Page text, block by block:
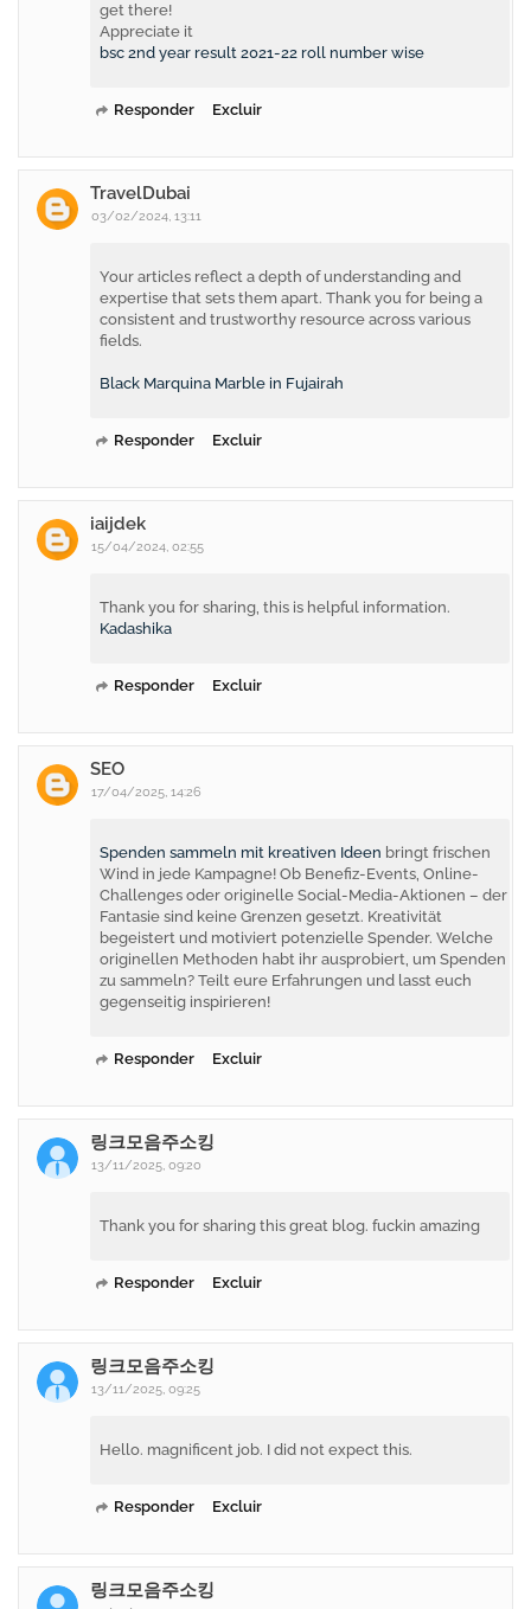
get there!
Appreciate it
bsc 2nd year result 2021-22 roll number wise
Responder Excluir
TravelDubai
03/02/2024, 13:11
Your articles reflect a depth of understanding and
expertise that sets them apart. Thank you for being a
consistent and trustworthy resource across various
fields.
Black Marquina Marble in Fujairah
Responder Excluir
iaijdek
15/04/2024, 02:55
Thank you for sharing, this is helpful information.
Kadashika
Responder Excluir
SEO
17/04/2025, 14:26
Spenden sammeln mit kreativen Ideen bringt frischen
Wind in jede Kampagne! Ob Benefiz-Events, Online-
Challenges oder originelle Social-Media-Aktionen – der
Fantasie sind keine Grenzen gesetzt. Kreativität
begeistert und motiviert potenzielle Spender. Welche
originellen Methoden habt ihr ausprobiert, um Spenden
zu sammeln? Teilt eure Erfahrungen und lasst euch
gegenseitig inspirieren!
Responder Excluir
링크모음주소킹
13/11/2025, 09:20
Thank you for sharing this great blog. fuckin amazing
Responder Excluir
링크모음주소킹
13/11/2025, 09:25
Hello. magnificent job. I did not expect this.
Responder Excluir
링크모음주소킹